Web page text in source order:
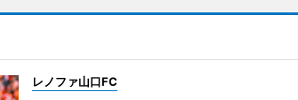
レノファ山口FC